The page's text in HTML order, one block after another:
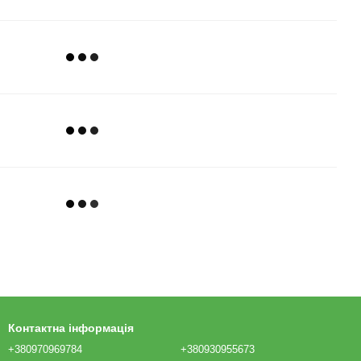
Контактна інформація
+380970969784 +380930955673